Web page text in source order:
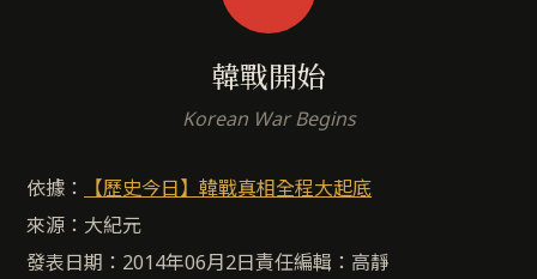
韓戰開始
Korean War Begins
依據：
【歷史今日】韓戰真相全程大起底
來源：大紀元
發表日期：2014年06月2日責任編輯：高靜